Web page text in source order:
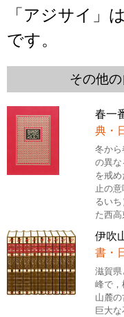
「アジサイ」は
です。
その他
春一
典・
冬か
の異
を戒
止の
るい
た西
伊吹
書・
滋賀
峰で，
山麓
巨大